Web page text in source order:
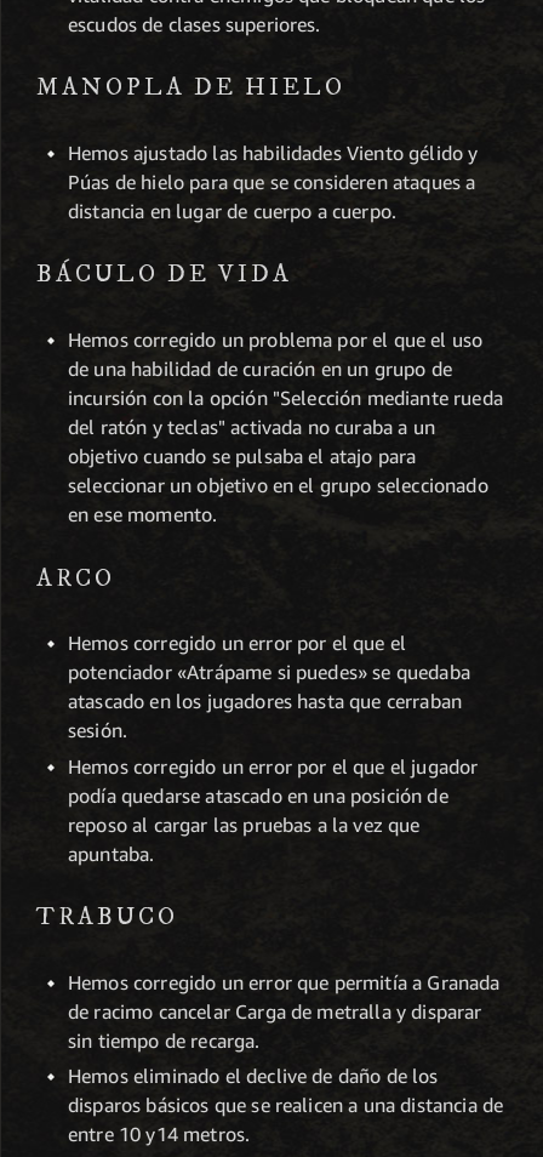
escudos de clases superiores.
MANOPLA DE HIELO
Hemos ajustado las habilidades Viento gélido y
Púas de hielo para que se consideren ataques a
distancia en lugar de cuerpo a cuerpo.
BÁCULO DE VIDA
Hemos corregido un problema por el que el uso
de una habilidad de curación en un grupo de
incursión con la opción "Selección mediante rueda
del ratón y teclas" activada no curaba a un
objetivo cuando se pulsaba el atajo para
seleccionar un objetivo en el grupo seleccionado
en ese momento.
ARCO
Hemos corregido un error por el que el
potenciador «Atrápame si puedes» se quedaba
atascado en los jugadores hasta que cerraban
sesión.
Hemos corregido un error por el que el jugador
podía quedarse atascado en una posición de
reposo al cargar las pruebas a la vez que
apuntaba.
TRABUCO
Hemos corregido un error que permitía a Granada
de racimo cancelar Carga de metralla y disparar
sin tiempo de recarga.
Hemos eliminado el declive de daño de los
disparos básicos que se realicen a una distancia de
entre 10 y14 metros.